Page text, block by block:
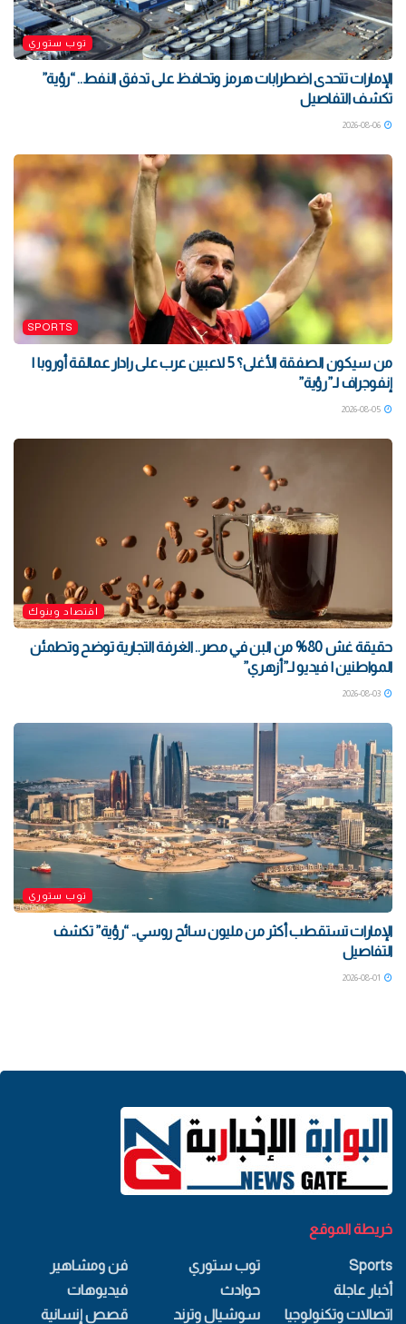
توب ستوري
الإمارات تتحدى اضطرابات هرمز وتحافظ على تدفق النفط.. “رؤية”
تكشف التفاصيل
2026-08-06
SPORTS
من سيكون الصفقة الأغلى؟ 5 لاعبين عرب على رادار عمالقة أوروبا |
إنفوجراف لـ”رؤية”
2026-08-05
اقتصاد وبنوك
حقيقة غش 80% من البن في مصر.. الغرفة التجارية توضح وتطمئن
المواطنين | فيديو لـ”أزهري”
2026-08-03
توب ستوري
الإمارات تستقطب أكثر من مليون سائح روسي.. “رؤية” تكشف
التفاصيل
2026-08-01
خريطة الموقع
Sports
أخبار عاجلة
اتصالات وتكنولوجيا
توب ستوري
حوادث
سوشيال وترند
فن ومشاهير
فيديوهات
قصص إنسانية